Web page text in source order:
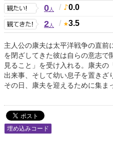
0人 / 0.0
2人 / 3.5
主人公の康夫は太平洋戦争の直
を閉ざしてきた彼は自らの意志で
見ること」を受け入れる。康夫
出来事、そして幼い息子を置きざ
その日、康夫を迎えるために集ま
埋め込みコード